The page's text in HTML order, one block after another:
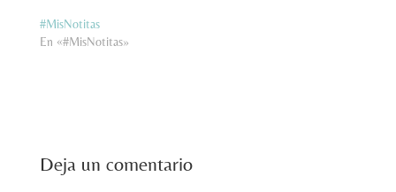
#MisNotitas
En «#MisNotitas»
Deja un comentario